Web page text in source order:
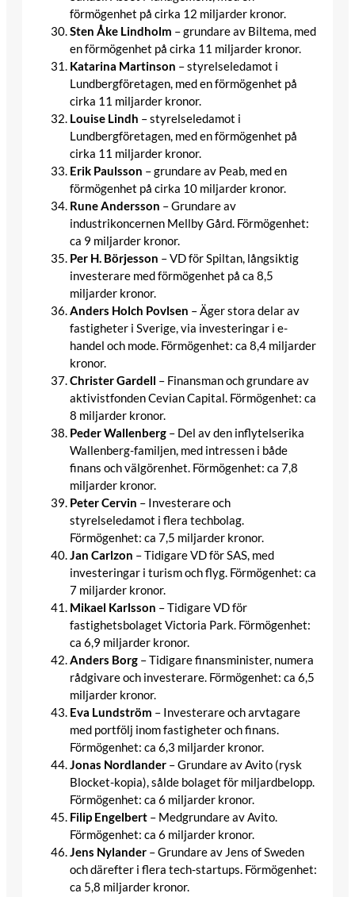
förmögenhet på cirka 12 miljarder kronor.​
Sten Åke Lindholm – grundare av Biltema, med
en förmögenhet på cirka 11 miljarder kronor.​
Katarina Martinson – styrelseledamot i
Lundbergföretagen, med en förmögenhet på
cirka 11 miljarder kronor.​
Louise Lindh – styrelseledamot i
Lundbergföretagen, med en förmögenhet på
cirka 11 miljarder kronor.​
Erik Paulsson – grundare av Peab, med en
förmögenhet på cirka 10 miljarder kronor.​
Rune Andersson – Grundare av
industrikoncernen Mellby Gård. Förmögenhet:
ca 9 miljarder kronor.
Per H. Börjesson – VD för Spiltan, långsiktig
investerare med förmögenhet på ca 8,5
miljarder kronor.
Anders Holch Povlsen – Äger stora delar av
fastigheter i Sverige, via investeringar i e-
handel och mode. Förmögenhet: ca 8,4 miljarder
kronor.
Christer Gardell – Finansman och grundare av
aktivistfonden Cevian Capital. Förmögenhet: ca
8 miljarder kronor.
Peder Wallenberg – Del av den inflytelserika
Wallenberg-familjen, med intressen i både
finans och välgörenhet. Förmögenhet: ca 7,8
miljarder kronor.
Peter Cervin – Investerare och
styrelseledamot i flera techbolag.
Förmögenhet: ca 7,5 miljarder kronor.
Jan Carlzon – Tidigare VD för SAS, med
investeringar i turism och flyg. Förmögenhet: ca
7 miljarder kronor.
Mikael Karlsson – Tidigare VD för
fastighetsbolaget Victoria Park. Förmögenhet:
ca 6,9 miljarder kronor.
Anders Borg – Tidigare finansminister, numera
rådgivare och investerare. Förmögenhet: ca 6,5
miljarder kronor.
Eva Lundström – Investerare och arvtagare
med portfölj inom fastigheter och finans.
Förmögenhet: ca 6,3 miljarder kronor.
Jonas Nordlander – Grundare av Avito (rysk
Blocket-kopia), sålde bolaget för miljardbelopp.
Förmögenhet: ca 6 miljarder kronor.
Filip Engelbert – Medgrundare av Avito.
Förmögenhet: ca 6 miljarder kronor.
Jens Nylander – Grundare av Jens of Sweden
och därefter i flera tech-startups. Förmögenhet:
ca 5,8 miljarder kronor.